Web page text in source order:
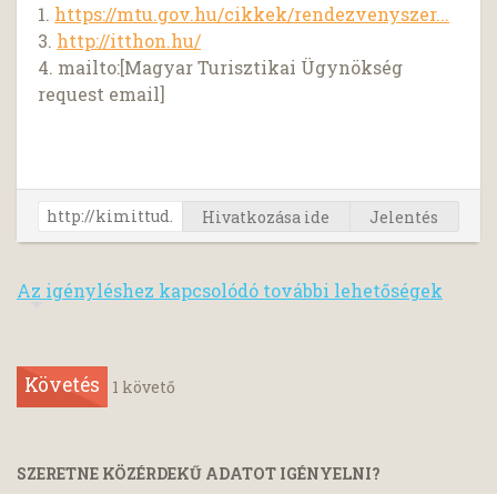
1. https://mtu.gov.hu/cikkek/rendezvenyszer...
3. http://itthon.hu/
4. mailto:[Magyar Turisztikai Ügynökség
request email]
Hivatkozása ide Jelentés
Az igényléshez kapcsolódó további lehetőségek
Követés 1 követő
SZERETNE KÖZÉRDEKŰ ADATOT IGÉNYELNI?